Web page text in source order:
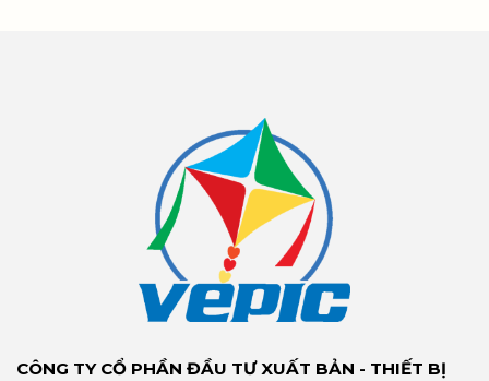
CÔNG TY CỔ PHẦN ĐẦU TƯ XUẤT BẢN - THIẾT BỊ